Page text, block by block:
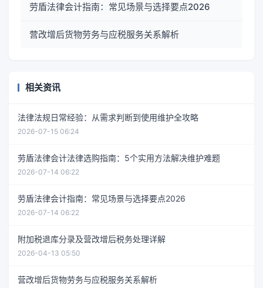
劳盾法律会计指南：常见场景与选择要点2026
营改增后货物劳务与应税服务关系解析
相关资讯
法律法规日常经验：从需求判断到使用维护全攻略
2026-07-15 06:24
劳盾法律会计法律选购指南：5个实用方法解决维护难题
2026-07-14 06:22
劳盾法律会计指南：常见场景与选择要点2026
2026-07-14 06:22
附加税退库分录及营改增后税务处理详解
2026-04-13 05:50
营改增后货物劳务与应税服务关系解析